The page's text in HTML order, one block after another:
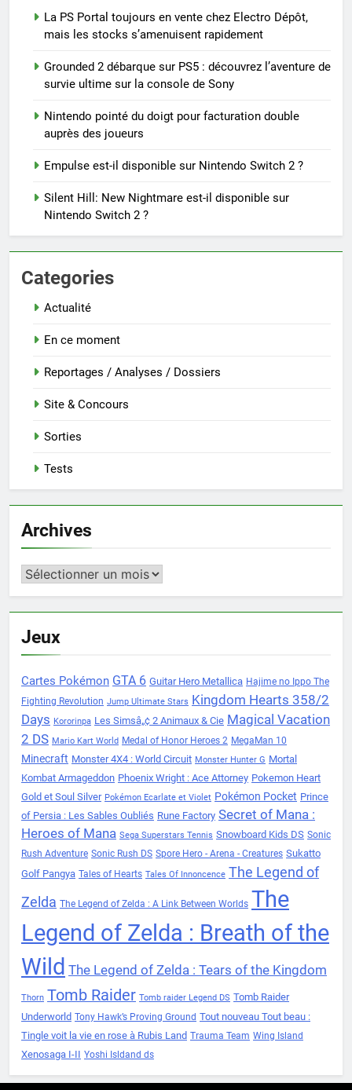
La PS Portal toujours en vente chez Electro Dépôt,
mais les stocks s’amenuisent rapidement
Grounded 2 débarque sur PS5 : découvrez l’aventure de
survie ultime sur la console de Sony
Nintendo pointé du doigt pour facturation double
auprès des joueurs
Empulse est-il disponible sur Nintendo Switch 2 ?
Silent Hill: New Nightmare est-il disponible sur
Nintendo Switch 2 ?
Categories
Actualité
En ce moment
Reportages / Analyses / Dossiers
Site & Concours
Sorties
Tests
Archives
Archives
Jeux
Cartes Pokémon GTA 6 Guitar Hero Metallica Hajime no Ippo The
Fighting Revolution Jump Ultimate Stars Kingdom Hearts 358/2
Days Kororinpa Les Simsâ„¢ 2 Animaux & Cie Magical Vacation
2 DS Mario Kart World Medal of Honor Heroes 2 MegaMan 10
Minecraft Monster 4X4 : World Circuit Monster Hunter G Mortal
Kombat Armageddon Phoenix Wright : Ace Attorney Pokemon Heart
Gold et Soul Silver Pokémon Ecarlate et Violet Pokémon Pocket Prince
of Persia : Les Sables Oubliés Rune Factory Secret of Mana :
Heroes of Mana Sega Superstars Tennis Snowboard Kids DS Sonic
Rush Adventure Sonic Rush DS Spore Hero - Arena - Creatures Sukatto
Golf Pangya Tales of Hearts Tales Of Innoncence The Legend of
Zelda The Legend of Zelda : A Link Between Worlds The
Legend of Zelda : Breath of the
Wild The Legend of Zelda : Tears of the Kingdom
Thorn Tomb Raider Tomb raider Legend DS Tomb Raider
Underworld Tony Hawk’s Proving Ground Tout nouveau Tout beau :
Tingle voit la vie en rose à Rubis Land Trauma Team Wing Island
Xenosaga I-II Yoshi Isldand ds